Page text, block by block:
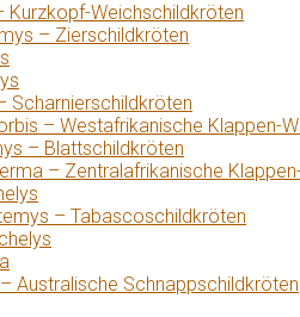
Kurzkopf-Weichschildkröten
– Zierschildkröten
Scharnierschildkröten
– Westafrikanische Klappen-
– Blattschildkröten
– Zentralafrikanische
– Tabascoschildkröten
Australische Schnappschildkröten